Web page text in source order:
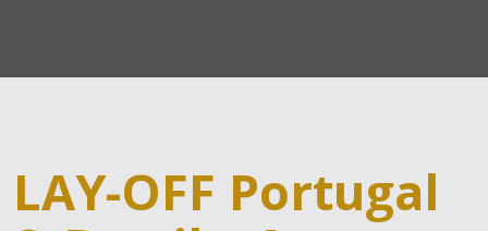
LAY-OFF Portugal